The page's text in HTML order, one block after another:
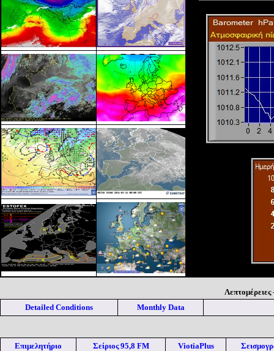
Detailed Conditions
Monthly Data
Επιμελητήριο Σείριος 95,8 FM ViotiaPlus